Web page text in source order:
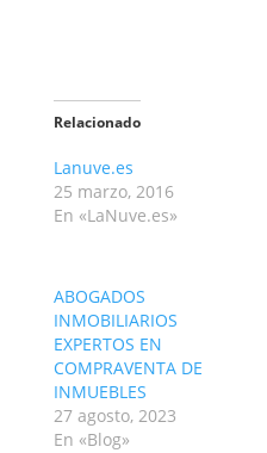
Relacionado
Lanuve.es
25 marzo, 2016
En «LaNuve.es»
ABOGADOS
INMOBILIARIOS
EXPERTOS EN
COMPRAVENTA DE
INMUEBLES
27 agosto, 2023
En «Blog»